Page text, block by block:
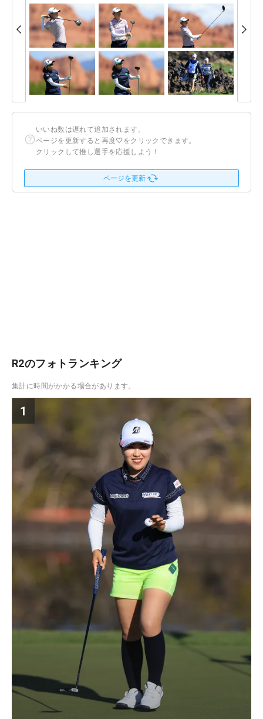
いいね数は遅れて追加されます。
ページを更新すると再度♡をクリックできます。
クリックして推し選手を応援しよう！
ページを更新
R2のフォトランキング
集計に時間がかかる場合があります。
1